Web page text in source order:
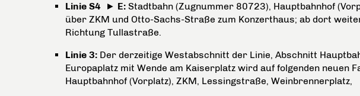
Linie S4 ► E: Stadtbahn (Zugnummer 80723), Hauptbahnhof
über ZKM und Otto-Sachs-Straße zum Konzerthaus; ab dort
Richtung Tullastraße.
Linie 3: Der derzeitige Westabschnitt der Linie, Abschnitt
Europaplatz mit Wende am Kaiserplatz wird auf folgenden neuen
Hauptbahnhof (Vorplatz), ZKM, Lessingstraße, Weinbrennerplatz,